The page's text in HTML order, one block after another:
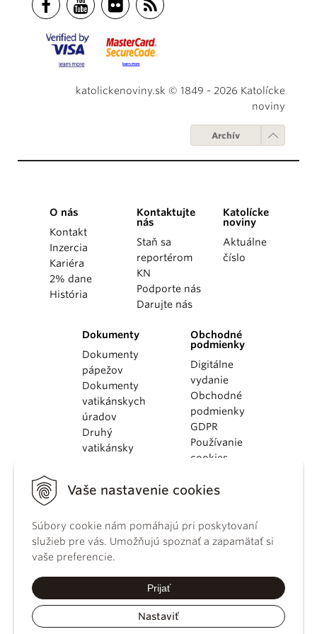
Vaše nastavenie cookies
Súbory cookie nám pomáhajú pri poskytovaní
služieb pre vás. Umožňujú spoznať a zapamätať si
vaše preferencie.
Prijať
Nastaviť
katolickenoviny.sk © 1849 - 2026 Katolícke
noviny
Archív
O nás
Kontakt
Inzercia
Kariéra
2% dane
História
Kontaktujte
nás
Staň sa
reportérom
KN
Podporte nás
Darujte nás
Katolícke
noviny
Aktuálne
číslo
Dokumenty
Dokumenty
pápežov
Dokumenty
vatikánskych
úradov
Druhý
vatikánsky
KBS
kánonického
práva
Katechizmus
Obchodné
podmienky
Digitálne
vydanie
Obchodné
podmienky
GDPR
Používanie
cookies